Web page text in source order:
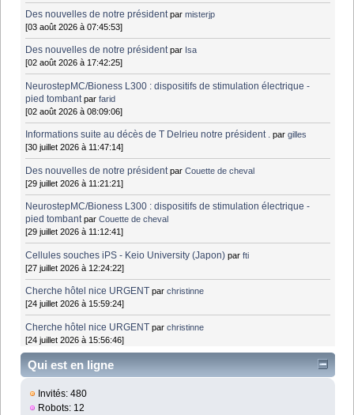
Des nouvelles de notre président parmisterjp
[03 août 2026 à 07:45:53]
Des nouvelles de notre président par Isa
[02 août 2026 à 17:42:25]
NeurostepMC/Bioness L300 : dispositifs de stimulation électrique -
pied tombant parfarid
[02 août 2026 à 08:09:06]
Informations suite au décès de T Delrieu notre président . pargilles
[30 juillet 2026 à 11:47:14]
Des nouvelles de notre président parCouette de cheval
[29 juillet 2026 à 11:21:21]
NeurostepMC/Bioness L300 : dispositifs de stimulation électrique -
pied tombant parCouette de cheval
[29 juillet 2026 à 11:12:41]
Cellules souches iPS - Keio University (Japon) parfti
[27 juillet 2026 à 12:24:22]
Cherche hôtel nice URGENT parchristinne
[24 juillet 2026 à 15:59:24]
Cherche hôtel nice URGENT parchristinne
[24 juillet 2026 à 15:56:46]
Qui est en ligne
Invités: 480
Robots: 12